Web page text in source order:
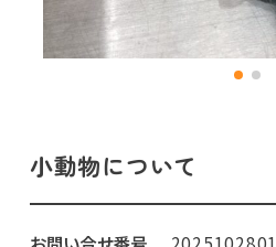
小動物について